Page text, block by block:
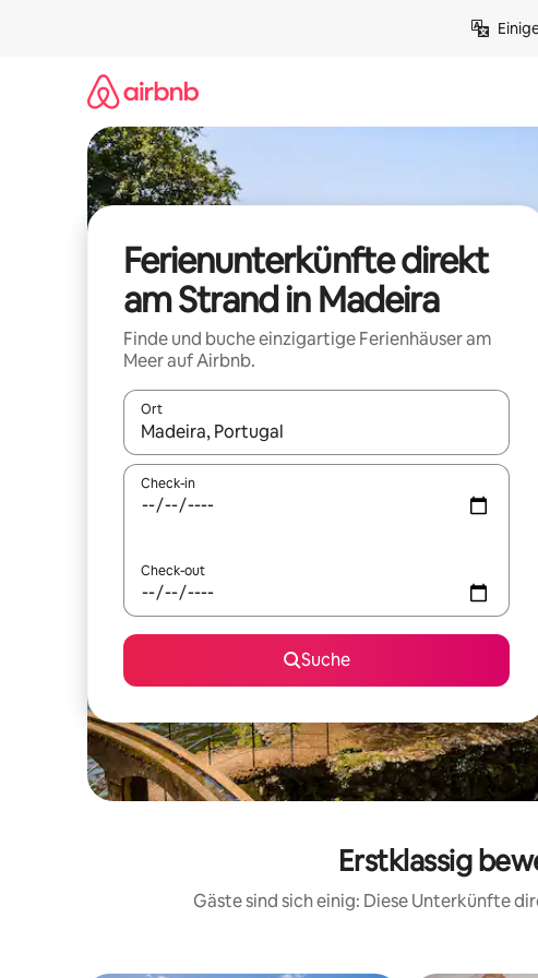
Ferienunterkünfte direkt
am Strand in Madeira
Finde und buche einzigartige Ferienhäuser am
Meer auf Airbnb.
Ort
Wenn Ergebnisse verfügbar sind, navigiere mit den
Check-in
Check-out
Suche
Erstklassig
Gäste sind sich einig: Diese Unterkünfte